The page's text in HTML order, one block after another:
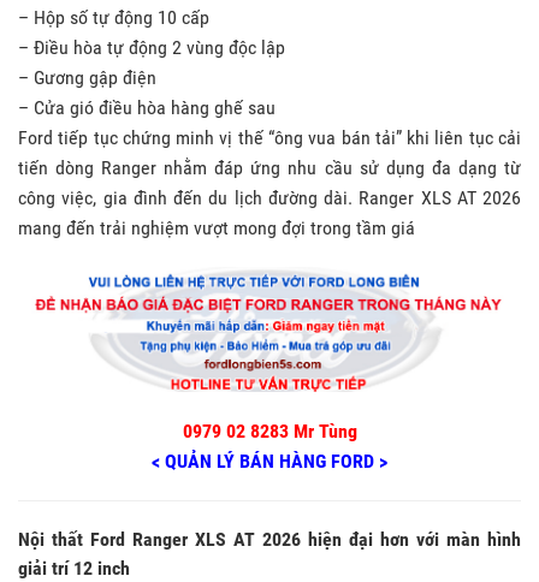
– Hộp số tự động 10 cấp
– Điều hòa tự động 2 vùng độc lập
– Gương gập điện
– Cửa gió điều hòa hàng ghế sau
Ford tiếp tục chứng minh vị thế “ông vua bán tải” khi liên tục cải
tiến dòng Ranger nhằm đáp ứng nhu cầu sử dụng đa dạng từ
công việc, gia đình đến du lịch đường dài. Ranger XLS AT 2026
mang đến trải nghiệm vượt mong đợi trong tầm giá
0979 02 8283 Mr Tùng
< QUẢN LÝ BÁN HÀNG FORD >
Nội thất Ford Ranger XLS AT 2026 hiện đại hơn với màn hình
giải trí 12 inch